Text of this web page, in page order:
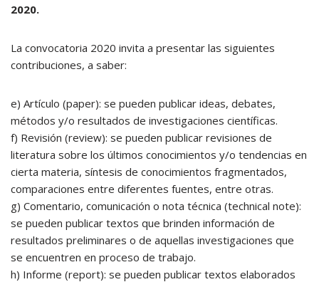
2020.
La convocatoria 2020 invita a presentar las siguientes
contribuciones, a saber:
e) Artículo (paper): se pueden publicar ideas, debates,
métodos y/o resultados de investigaciones científicas.
f) Revisión (review): se pueden publicar revisiones de
literatura sobre los últimos conocimientos y/o tendencias en
cierta materia, síntesis de conocimientos fragmentados,
comparaciones entre diferentes fuentes, entre otras.
g) Comentario, comunicación o nota técnica (technical note):
se pueden publicar textos que brinden información de
resultados preliminares o de aquellas investigaciones que
se encuentren en proceso de trabajo.
h) Informe (report): se pueden publicar textos elaborados